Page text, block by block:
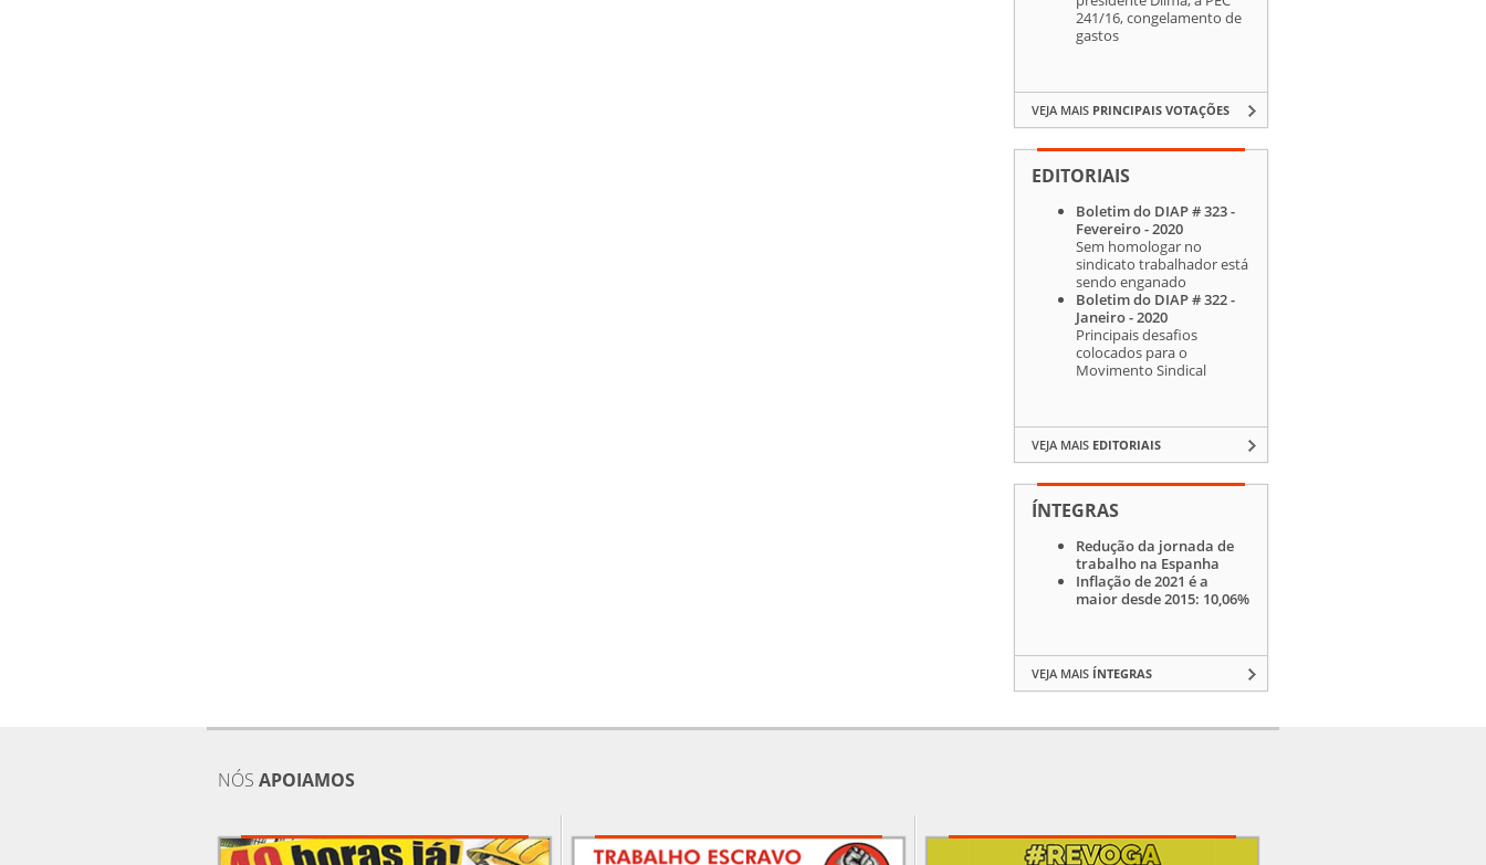
241/16, congelamento de
gastos
VEJA MAIS PRINCIPAIS VOTAÇÕES
EDITORIAIS
Boletim do DIAP # 323 -
Fevereiro - 2020
Sem homologar no
sindicato trabalhador está
sendo enganado
Boletim do DIAP # 322 -
Janeiro - 2020
Principais desafios
colocados para o
Movimento Sindical
VEJA MAIS EDITORIAIS
ÍNTEGRAS
Redução da jornada de
trabalho na Espanha
Inflação de 2021 é a
maior desde 2015: 10,06%
VEJA MAIS ÍNTEGRAS
NÓS APOIAMOS